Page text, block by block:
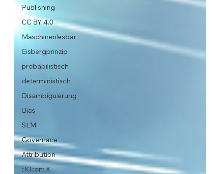
Publishing
CC BY 4.0
Maschinenlesbar
Eisbergprinzip
probabilistisch
deterministisch
Disambiguierung
Bias
SLM
Governace
Attribution
::KI::on::X